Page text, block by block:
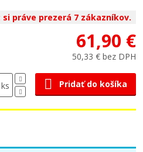
práve prezerá 7 zákazníkov.
61,90 €
50,33 € bez DPH
ks Pridať do košíka